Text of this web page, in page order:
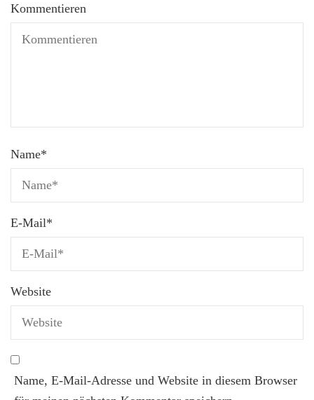
Kommentieren
Name*
E-Mail*
Website
Name, E-Mail-Adresse und Website in diesem Browser